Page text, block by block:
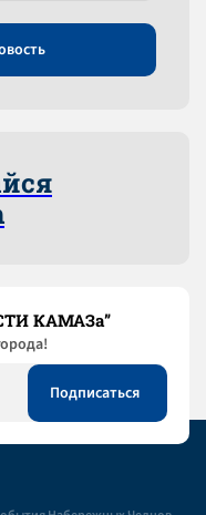
КАМАЗа”